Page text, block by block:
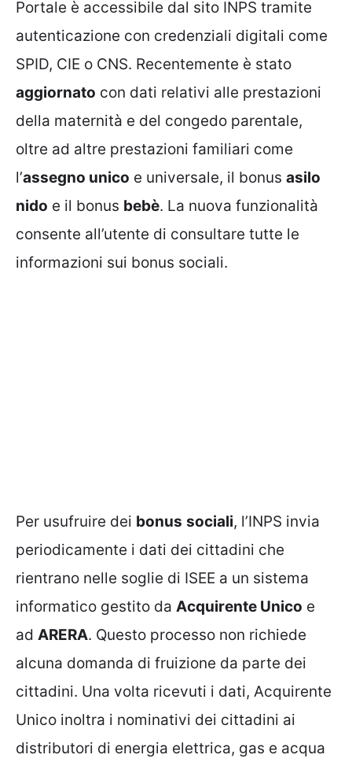
Portale è accessibile dal sito INPS tramite
autenticazione con credenziali digitali come
SPID, CIE o CNS. Recentemente è stato
aggiornato con dati relativi alle prestazioni
della maternità e del congedo parentale,
oltre ad altre prestazioni familiari come
l’assegno unico e universale, il bonus asilo
nido e il bonus bebè. La nuova funzionalità
consente all’utente di consultare tutte le
informazioni sui bonus sociali.
Per usufruire dei bonus sociali, l’INPS invia
periodicamente i dati dei cittadini che
rientrano nelle soglie di ISEE a un sistema
informatico gestito da Acquirente Unico e
ad ARERA. Questo processo non richiede
alcuna domanda di fruizione da parte dei
cittadini. Una volta ricevuti i dati, Acquirente
Unico inoltra i nominativi dei cittadini ai
distributori di energia elettrica, gas e acqua